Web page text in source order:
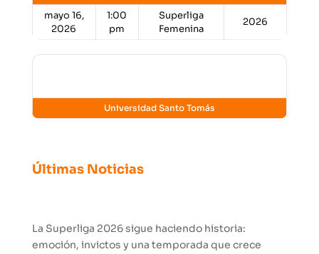
mayo 16,
2026
1:00
pm
Superliga
Femenina
2026
Universidad Santo Tomás
Últimas Noticias
La Superliga 2026 sigue haciendo historia:
emoción, invictos y una temporada que crece